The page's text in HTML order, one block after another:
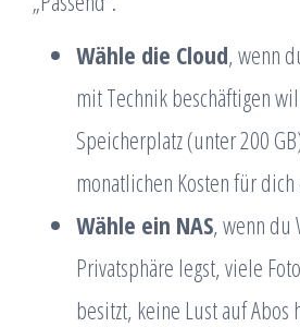
Wähle die Cloud, wenn
mit Technik beschäftigen
Speicherplatz (unter 200
monatlichen Kosten für dich
Wähle ein NAS, wenn du
Privatsphäre legst, viele
besitzt, keine Lust auf Abos